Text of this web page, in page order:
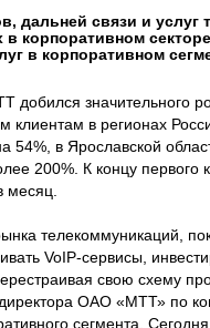
дальней связи и услуг
корпоративном
в корпоративном
добился значительного
клиентам в регионах
в Ярославской
200%. К концу первого
месяц.
телекоммуникаций,
VoIP-сервисы,
свою схему
ОАО «МТТ» по
сегмента.